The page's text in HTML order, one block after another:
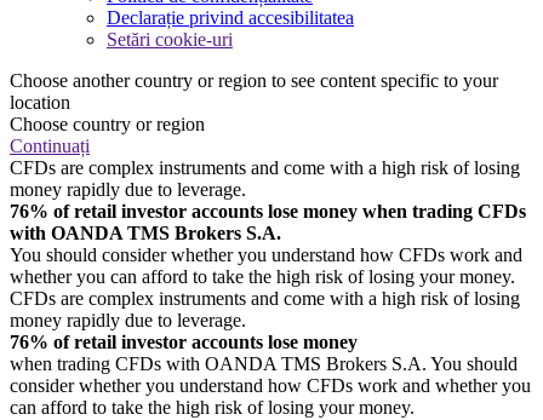
Declarație privind accesibilitatea
Setări cookie-uri
Choose another country or region to see content specific to your
location
Choose country or region
Continuați
CFDs are complex instruments and come with a high risk of losing
money rapidly due to leverage.
76% of retail investor accounts lose money when trading CFDs
with OANDA TMS Brokers S.A.
You should consider whether you understand how CFDs work and
whether you can afford to take the high risk of losing your money.
CFDs are complex instruments and come with a high risk of losing
money rapidly due to leverage.
76% of retail investor accounts lose money
when trading CFDs with OANDA TMS Brokers S.A. You should
consider whether you understand how CFDs work and whether you
can afford to take the high risk of losing your money.